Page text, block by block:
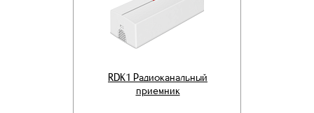
RDK1 Радиоканальный
приемник